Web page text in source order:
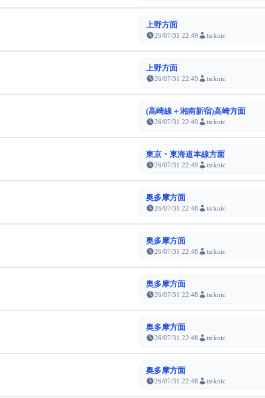
上野方面
26/07/31 22:49 tsrknic
上野方面
26/07/31 22:49 tsrknic
(高崎線＋湘南新宿)高崎方面
26/07/31 22:49 tsrknic
東京・東海道本線方面
26/07/31 22:49 tsrknic
奥多摩方面
26/07/31 22:48 tsrknic
奥多摩方面
26/07/31 22:48 tsrknic
奥多摩方面
26/07/31 22:48 tsrknic
奥多摩方面
26/07/31 22:48 tsrknic
奥多摩方面
26/07/31 22:48 tsrknic